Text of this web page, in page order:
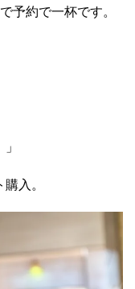
予約で一杯です。
入。